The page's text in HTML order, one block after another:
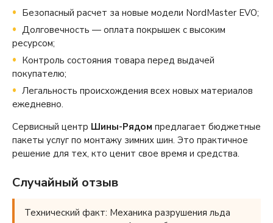
Безопасный расчет за новые модели NordMaster EVO;
Долговечность — оплата покрышек с высоким
ресурсом;
Контроль состояния товара перед выдачей
покупателю;
Легальность происхождения всех новых материалов
ежедневно.
Сервисный центр Шины-Рядом предлагает бюджетные
пакеты услуг по монтажу зимних шин. Это практичное
решение для тех, кто ценит свое время и средства.
Случайный отзыв
Технический факт: Механика разрушения льда